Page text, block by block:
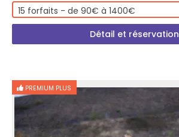
15 forfaits - de 90€ à 1400€
Détail et réservation
PREMIUM PLUS